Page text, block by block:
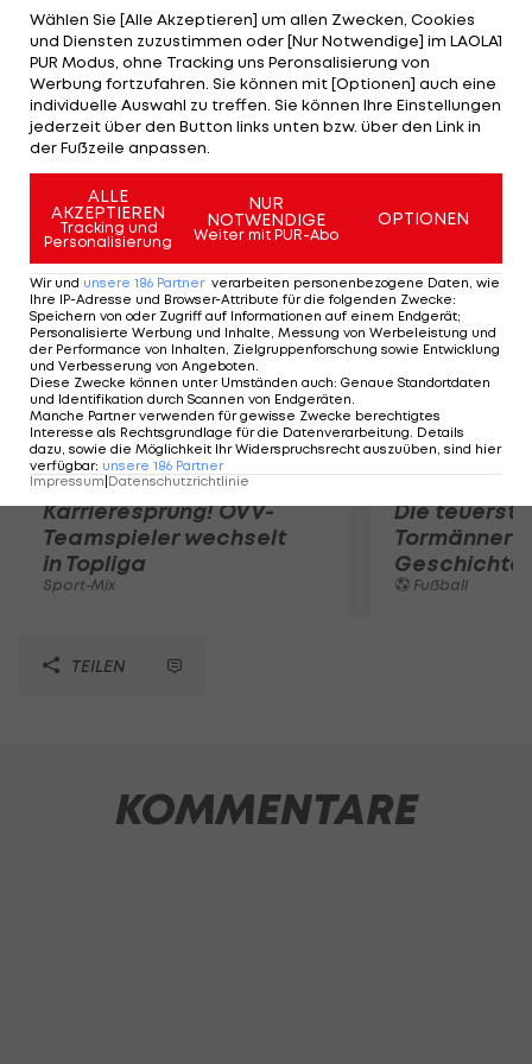
serbischer Landsmann Victor Troicki. Die Russin
Maria Sharapova setzt sich gegen die 26-jährige
Taiwanesin Su-Wei Hsieh klar mit 6:1, 6:4 durch und
trifft nun auf die Deutsche Sabine Lisicki, die sich in
drei Sätzen gegen Sloane Stephens (USA)
durchsetzt.
Mehr zum Thema
Karrieresprung! ÖVV-
Teamspieler wechselt
in Topliga
Sport-Mix
Die
Tormänner
Geschichte
Fußball
TEILEN
KOMMENTARE
Wählen Sie [Alle Akzeptieren] um allen Zwecken, Cookies
und Diensten zuzustimmen oder [Nur Notwendige] im LAOLA1
PUR Modus, ohne Tracking uns Peronsalisierung von
Werbung fortzufahren. Sie können mit [Optionen] auch eine
individuelle Auswahl zu treffen. Sie können Ihre Einstellungen
jederzeit über den Button links unten bzw. über den Link in
der Fußzeile anpassen.
ALLE
AKZEPTIEREN
Tracking und
Personalisierung
NUR
NOTWENDIGE
Weiter mit PUR-Abo
OPTIONEN
Wir und unsere 186 Partner verarbeiten personenbezogene Daten, wie
Ihre IP-Adresse und Browser-Attribute für die folgenden Zwecke:
Speichern von oder Zugriff auf Informationen auf einem Endgerät;
Personalisierte Werbung und Inhalte, Messung von Werbeleistung und
der Performance von Inhalten, Zielgruppenforschung sowie Entwicklung
und Verbesserung von Angeboten.
Diese Zwecke können unter Umständen auch: Genaue Standortdaten
und Identifikation durch Scannen von Endgeräten.
Manche Partner verwenden für gewisse Zwecke berechtigtes
Interesse als Rechtsgrundlage für die Datenverarbeitung. Details
dazu, sowie die Möglichkeit Ihr Widerspruchsrecht auszuüben, sind hier
verfügbar: unsere 186 Partner
Impressum Datenschutzrichtlinie